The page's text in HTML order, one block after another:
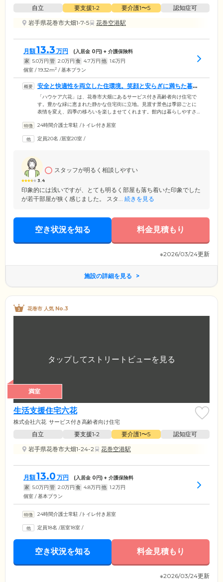
自立 要支援1•2 要介護1〜5
認知症可
岩手県花巻市大畑1-7-5
花巻空港駅
月額13.3 万円 (入居金 0円) + 介護保険料
家 5.0万円 管 2.0万円 食 4.7万円 他 1.6万円
個室 / 19.32m2 / 基本プラン
安全と快適性を両立した住環境。笑顔と安らぎに満ちた暮ら
しをご提供します
「ハウケア六花」は、花巻市大畑にあるサービス付き高齢者向け住宅で
す。豊かな緑に恵まれた静かな住宅街に立地。見渡す景色は季節ごとに
表情を変え、四季の移ろいを楽しませてくれます。館内は暮らしやすさ
手すりを設けており、車いすの方も安心の環境を整えています。お部屋
や思い出の品々のお持ち込みも可能です。ご自身のライフスタイルに合
24時間介護士常駐 /トイレ付き居室
定員20名 /居室20室 /
3.4
スタッフが明るく相談しやすい
印象的には浅いですが、とても明るく部屋も落ち着いた印象でした
が若干部屋が狭く感じました。 スタ... 続きを見る
空き状況を知る 料金見積もり
※2026/03/24更新
施設の詳細を見る
花巻市 人気 No.3
満室
生活支援住宅六花
株式会社六花 サービス付き高齢者向け住宅
自立 要支援1•2 要介護1〜5
認知症可
岩手県花巻市大畑1-24-2
花巻空港駅
月額13.0 万円 (入居金 0円) + 介護保険料
家 5.0万円 管 2.0万円 食 4.8万円 他 1.2万円
個室 / 基本プラン
24時間介護士常駐 /トイレ付き居室
定員18名 /居室18室 /
空き状況を知る 料金見積もり
※2026/03/24更新